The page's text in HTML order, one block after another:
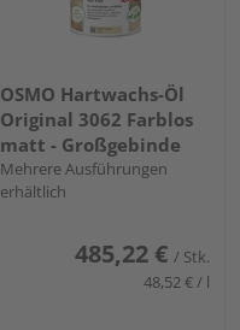
OSMO Hartwachs-Öl
Original 3062 Farblos
matt - Großgebinde
Mehrere Ausführungen
erhältlich
485,22 € / Stk.
48,52 € / l